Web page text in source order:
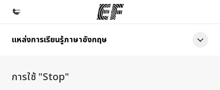
หน้าหลัก
โปรแกรม
แหล่งการเรียนรู้ภาษาอังกฤษ
การใช้ "Stop"